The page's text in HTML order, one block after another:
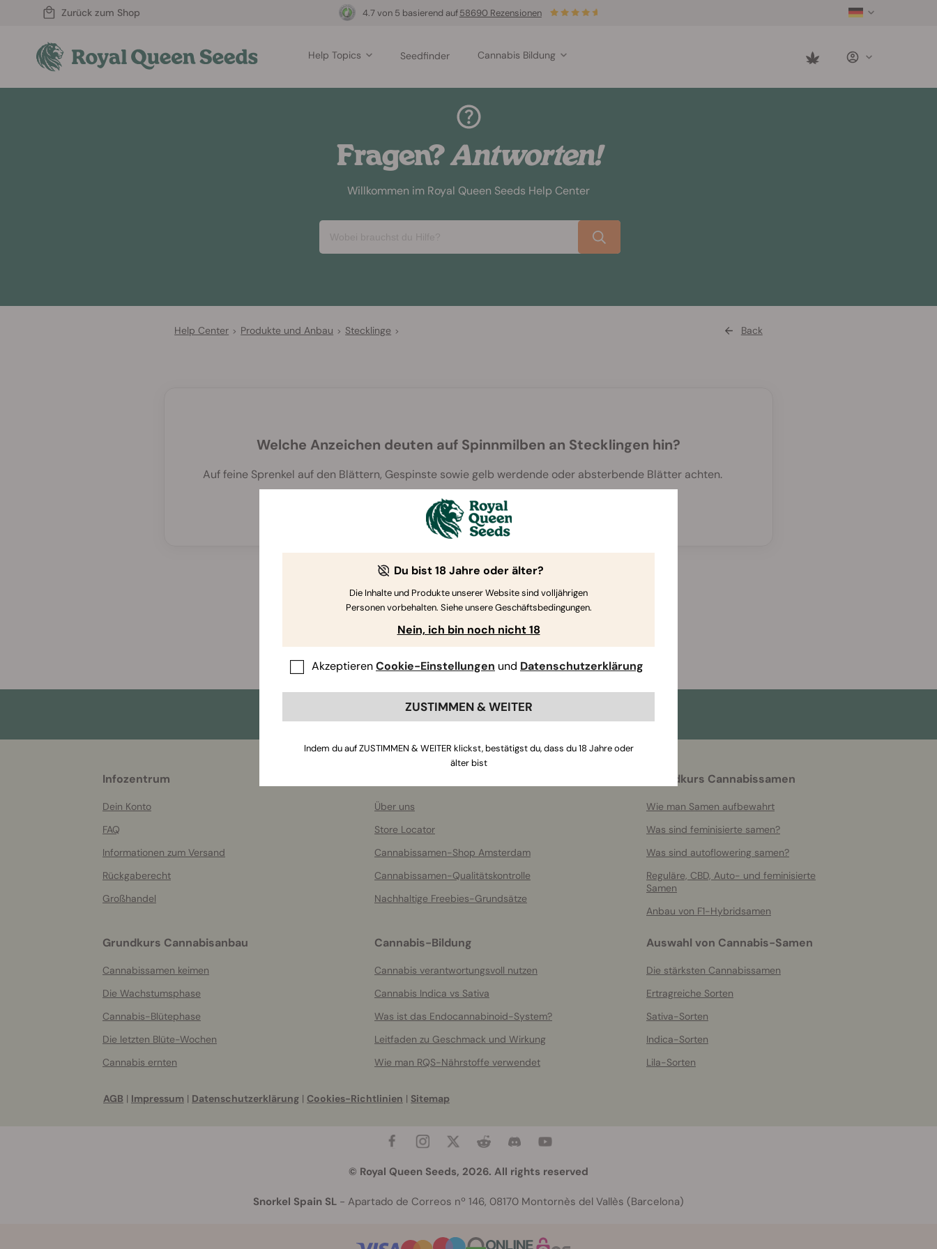
Zurück zum Shop 4.7 von 5 basierend auf58690 Rezensionen
Help Topics Seedfinder Cannabis Bildung
Fragen?Antworten!
Willkommen im Royal Queen Seeds Help Center
Help Center > Produkte und Anbau > Stecklinge > Back
Welche Anzeichen deuten auf Spinnmilben an Stecklingen hin?
Auf feine Sprenkel auf den Blättern, Gespinste sowie gelb werdende oder absterbende Blätter achten.
Wenn Sie weitere Fragen haben, kontaktieren Sie uns
Infozentrum
Dein Konto
FAQ
Informationen zum Versand
Rückgaberecht
Großhandel
Über uns
Store Locator
Cannabissamen-Shop Amsterdam
Cannabissamen-Qualitätskontrolle
Nachhaltige Freebies-Grundsätze
Grundkurs Cannabissamen
Wie man Samen aufbewahrt
Was sind feminisierte samen?
Was sind autoflowering samen?
Reguläre, CBD, Auto- und feminisierte
Samen
Anbau von F1-Hybridsamen
Grundkurs Cannabisanbau
Cannabissamen keimen
Die Wachstumsphase
Cannabis-Blütephase
Die letzten Blüte-Wochen
Cannabis ernten
Cannabis-Bildung
Cannabis verantwortungsvoll nutzen
Cannabis Indica vs Sativa
Was ist das Endocannabinoid-System?
Leitfaden zu Geschmack und Wirkung
Wie man RQS-Nährstoffe verwendet
Auswahl von Cannabis-Samen
Die stärksten Cannabissamen
Ertragreiche Sorten
Sativa-Sorten
Indica-Sorten
Lila-Sorten
AGB | Impressum | Datenschutzerklärung | Cookies-Richtlinien | Sitemap
© Royal Queen Seeds, 2026. All rights reserved
Snorkel Spain SL - Apartado de Correos nº 146, 08170 Montornès del Vallès (Barcelona)
Du bist 18 Jahre oder älter?
Die Inhalte und Produkte unserer Website sind volljährigen
Personen vorbehalten. Siehe unsere Geschäftsbedingungen.
Nein, ich bin noch nicht 18
AkzeptierenCookie-Einstellungen und Datenschutzerklärung
ZUSTIMMEN & WEITER
Indem du auf ZUSTIMMEN & WEITER klickst, bestätigst du, dass du 18 Jahre oder
älter bist